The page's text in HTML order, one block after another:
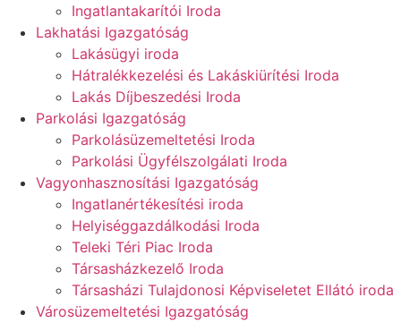
Ingatlantakarítói Iroda
Lakhatási Igazgatóság
Lakásügyi iroda
Hátralékkezelési és Lakáskiürítési Iroda
Lakás Díjbeszedési Iroda
Parkolási Igazgatóság
Parkolásüzemeltetési Iroda
Parkolási Ügyfélszolgálati Iroda
Vagyonhasznosítási Igazgatóság
Ingatlanértékesítési iroda
Helyiséggazdálkodási Iroda
Teleki Téri Piac Iroda
Társasházkezelő Iroda
Társasházi Tulajdonosi Képviseletet Ellátó iroda
Városüzemeltetési Igazgatóság